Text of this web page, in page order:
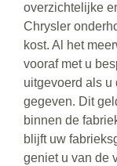
overzichtelijke
Chrysler
kost. Al het
vooraf met u
uitgevoerd als u
gegeven. Dit
binnen de
blijft uw
geniet u van de